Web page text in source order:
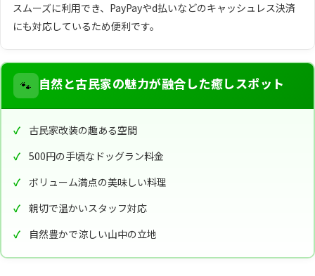
スムーズに利用でき、PayPayやd払いなどのキャッシュレス決済
にも対応しているため便利です。
🐾 自然と古民家の魅力が融合した癒しスポット
古民家改装の趣ある空間
500円の手頃なドッグラン料金
ボリューム満点の美味しい料理
親切で温かいスタッフ対応
自然豊かで涼しい山中の立地